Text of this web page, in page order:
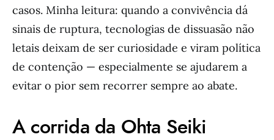
casos. Minha leitura: quando a convivência dá
sinais de ruptura, tecnologias de dissuasão não
letais deixam de ser curiosidade e viram política
de contenção — especialmente se ajudarem a
evitar o pior sem recorrer sempre ao abate.
A corrida da Ohta Seiki